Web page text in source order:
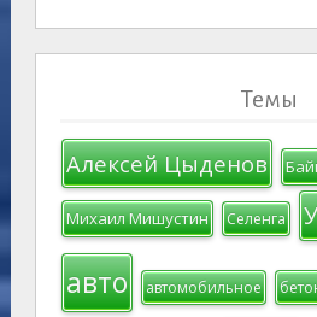
Темы
Алексей Цыденов
Михаил Мишустин Селенга
авто автомобильное